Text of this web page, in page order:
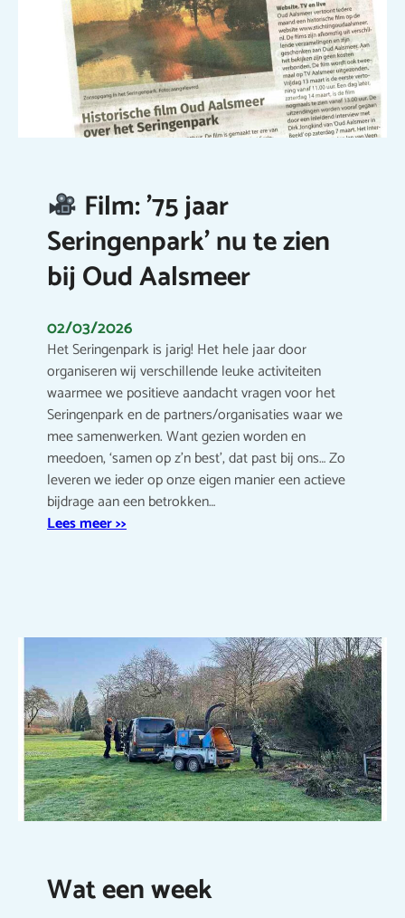
Film: ’75 jaar
Seringenpark’ nu te zien
bij Oud Aalsmeer
02/03/2026
Het Seringenpark is jarig! Het hele jaar door
organiseren wij verschillende leuke activiteiten
waarmee we positieve aandacht vragen voor het
Seringenpark en de partners/organisaties waar we
mee samenwerken. Want gezien worden en
meedoen, ‘samen op z’n best’, dat past bij ons… Zo
leveren we ieder op onze eigen manier een actieve
bijdrage aan een betrokken…
Lees meer >>
Wat een week